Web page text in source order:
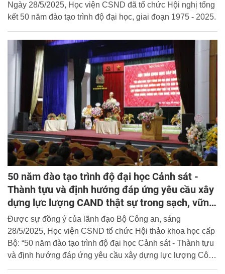
Ngày 28/5/2025, Học viện CSND đã tổ chức Hội nghị tổng
kết 50 năm đào tạo trình độ đại học, giai đoạn 1975 - 2025.
50 năm đào tạo trình độ đại học Cảnh sát -
Thành tựu và định hướng đáp ứng yêu cầu xây
dựng lực lượng CAND thật sự trong sạch, vững
mạnh, chính quy, tinh nhuệ, hiện đại
Được sự đồng ý của lãnh đạo Bộ Công an, sáng
28/5/2025, Học viện CSND tổ chức Hội thảo khoa học cấp
Bộ: “50 năm đào tạo trình độ đại học Cảnh sát - Thành tựu
và định hướng đáp ứng yêu cầu xây dựng lực lượng Công